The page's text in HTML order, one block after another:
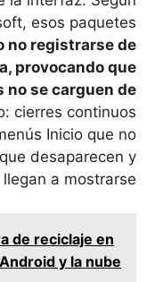
esos paquetes
no registrarse de
provocando que
no se carguen de
cierres continuos
Inicio que no
desaparecen y
a mostrarse.
de reciclaje en
y la nube